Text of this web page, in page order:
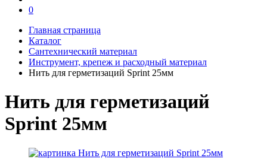
0
Главная страница
Каталог
Сантехнический материал
Инструмент, крепеж и расходный материал
Нить для герметизаций Sprint 25мм
Нить для герметизаций
Sprint 25мм